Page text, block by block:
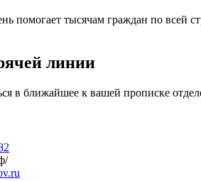
тысячам граждан по всей
линии
в ближайшее к вашей прописке